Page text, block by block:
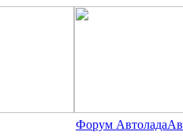
Форум Автолада